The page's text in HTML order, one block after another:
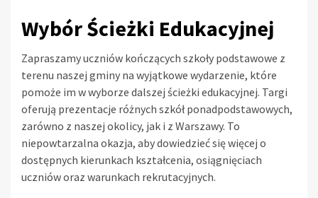
Wybór Ścieżki Edukacyjnej
Zapraszamy uczniów kończących szkoły podstawowe z
terenu naszej gminy na wyjątkowe wydarzenie, które
pomoże im w wyborze dalszej ścieżki edukacyjnej. Targi
oferują prezentacje różnych szkół ponadpodstawowych,
zarówno z naszej okolicy, jak i z Warszawy. To
niepowtarzalna okazja, aby dowiedzieć się więcej o
dostępnych kierunkach kształcenia, osiągnięciach
uczniów oraz warunkach rekrutacyjnych.